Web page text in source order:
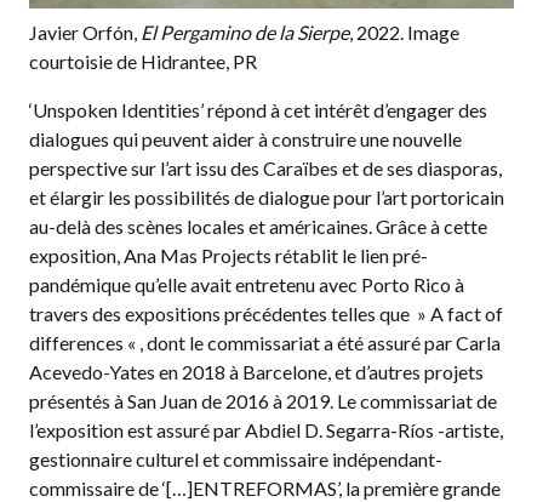
Javier Orfón, El Pergamino de la Sierpe, 2022. Image
courtoisie de Hidrantee, PR
‘Unspoken Identities’ répond à cet intérêt d’engager des
dialogues qui peuvent aider à construire une nouvelle
perspective sur l’art issu des Caraïbes et de ses diasporas,
et élargir les possibilités de dialogue pour l’art portoricain
au-delà des scènes locales et américaines. Grâce à cette
exposition, Ana Mas Projects rétablit le lien pré-
pandémique qu’elle avait entretenu avec Porto Rico à
travers des expositions précédentes telles que » A fact of
differences « , dont le commissariat a été assuré par Carla
Acevedo-Yates en 2018 à Barcelone, et d’autres projets
présentés à San Juan de 2016 à 2019. Le commissariat de
l’exposition est assuré par Abdiel D. Segarra-Ríos -artiste,
gestionnaire culturel et commissaire indépendant-
commissaire de ‘[…]ENTREFORMAS’, la première grande